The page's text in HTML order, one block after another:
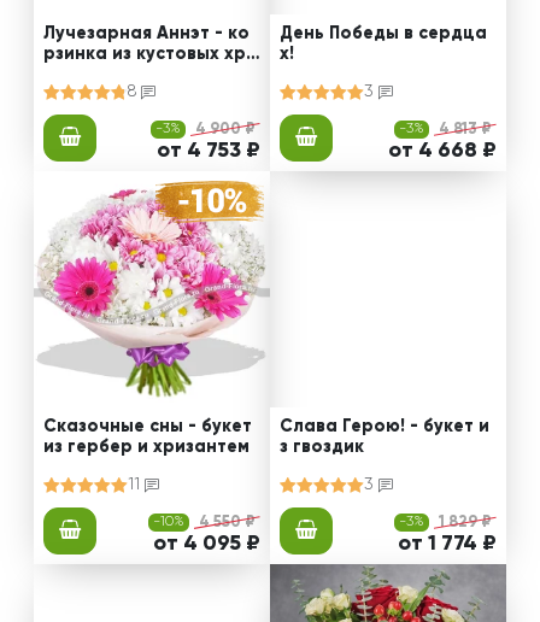
Лучезарная Аннэт - ко
рзинка из кустовых хри
8
-3% 4 900 ₽
от 4 753 ₽
День Победы в сердца
х!
3
-3% 4 813 ₽
от 4 668 ₽
Сказочные сны - букет
из гербер и хризантем
11
-10% 4 550 ₽
от 4 095 ₽
Слава Герою! - букет и
з гвоздик
3
-3% 1 829 ₽
от 1 774 ₽